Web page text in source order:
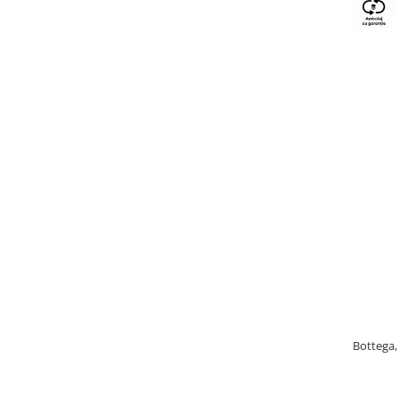
Bottega,